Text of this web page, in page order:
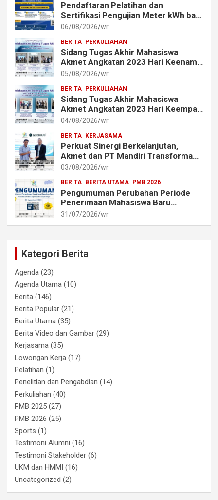
Pendaftaran Pelatihan dan
Sertifikasi Pengujian Meter kWh bagi
Mahasiswa dan Alumni Akmet
06/08/2026 wr
BERITA PERKULIAHAN
Sidang Tugas Akhir Mahasiswa
Akmet Angkatan 2023 Hari Keenam
Berlangsung Lancar
05/08/2026 wr
BERITA PERKULIAHAN
Sidang Tugas Akhir Mahasiswa
Akmet Angkatan 2023 Hari Keempat
dan Kelima Berlangsung Lancar
04/08/2026 wr
BERITA KERJASAMA
Perkuat Sinergi Berkelanjutan,
Akmet dan PT Mandiri Transforma
Global (MTG) Resmi Perpanjang
03/08/2026 wr
BERITA BERITA UTAMA PMB 2026
Pengumuman Perubahan Periode
Penerimaan Mahasiswa Baru
Akademi Metrologi dan
31/07/2026 wr
Kategori Berita
Agenda (23)
Agenda Utama (10)
Berita (146)
Berita Popular (21)
Berita Utama (35)
Berita Video dan Gambar (29)
Kerjasama (35)
Lowongan Kerja (17)
Pelatihan (1)
Penelitian dan Pengabdian (14)
Perkuliahan (40)
PMB 2025 (27)
PMB 2026 (25)
Sports (1)
Testimoni Alumni (16)
Testimoni Stakeholder (6)
UKM dan HMMI (16)
Uncategorized (2)